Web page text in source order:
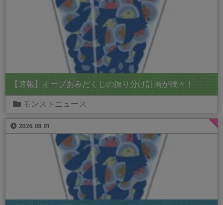
【速報】オーブあみだくじの振り分け計画が続々！
モンストニュース
2026.08.01